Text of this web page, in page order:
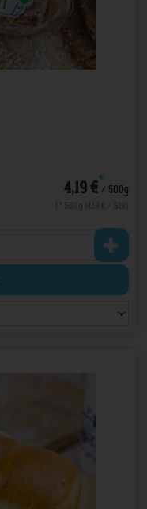
4,19 €*/ 500g